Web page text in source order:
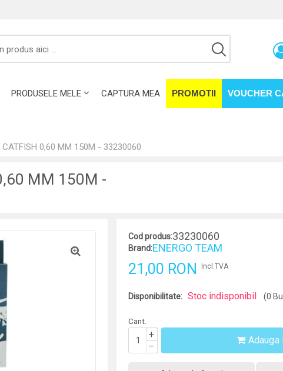
PRODUSELE MELE CAPTURA MEA PROMOTII VOUCHER
0,60 MM 150M - 33230060
MM 150M -
Cod produs:33230060
Brand:ENERGO TEAM
21,00 RON Incl.TVA
Disponibilitate: Stoc indisponibil (0
Cant.
+
–
Adauga